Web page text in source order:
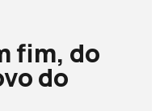
fim, do
do